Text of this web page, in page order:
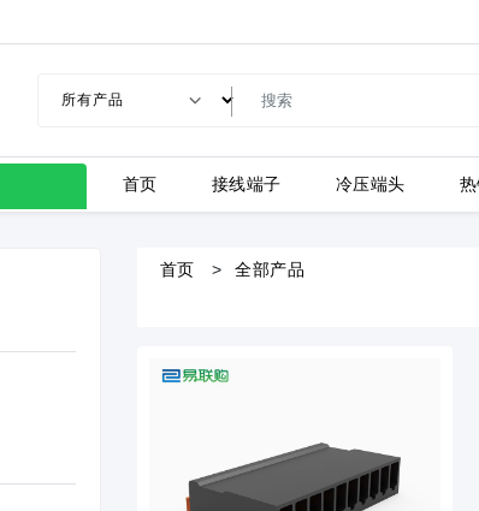
首页 接线端子 冷压端头
首页 全部产品